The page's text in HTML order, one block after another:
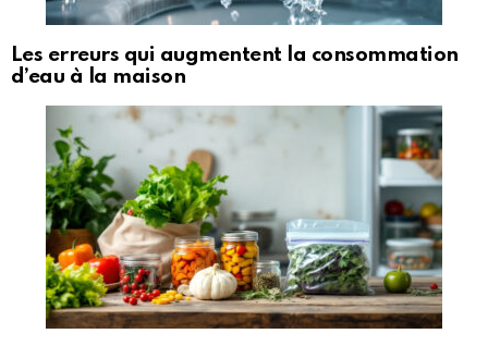
Les erreurs qui augmentent la consommation
d’eau à la maison